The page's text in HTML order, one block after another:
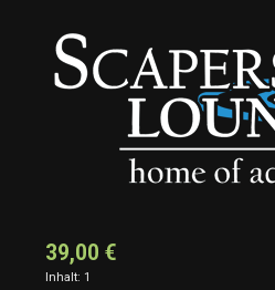
39,00 €
Inhalt: 1